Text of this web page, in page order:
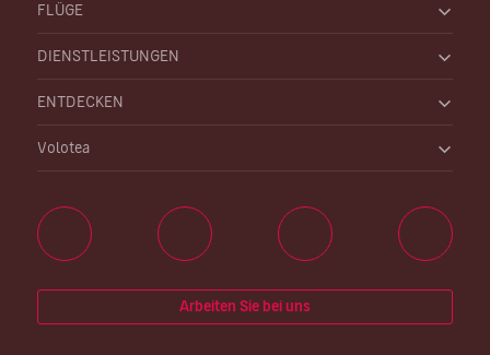
FLÜGE
DIENSTLEISTUNGEN
ENTDECKEN
Volotea
Arbeiten Sie bei uns